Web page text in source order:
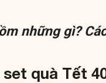
những gì?
quà Tết